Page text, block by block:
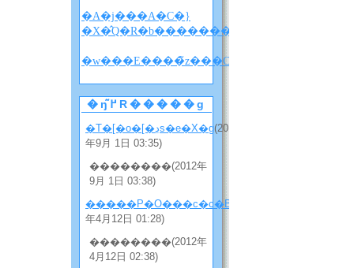
�A�j���A�C�}
�ŋ߂̃R�����g
�T�[�o�[�ڍs�e�X�g(2012
年9月 1日 03:35)
��������(2012年
9月 1日 03:38)
�����P�O���c�c�B
年4月12日 01:28)
��������(2012年
4月12日 02:38)